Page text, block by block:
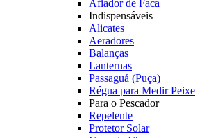
Afiador de Faca
Indispensáveis
Alicates
Aeradores
Balanças
Lanternas
Passaguá (Puça)
Régua para Medir Peixe
Para o Pescador
Repelente
Protetor Solar